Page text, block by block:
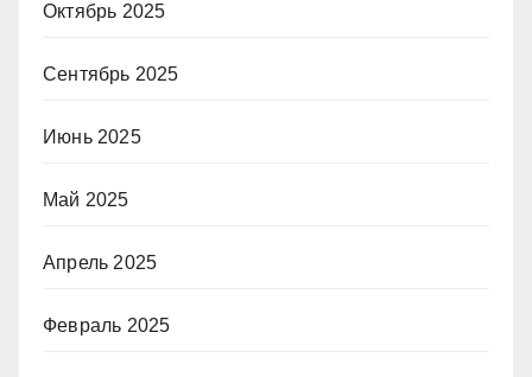
Октябрь 2025
Сентябрь 2025
Июнь 2025
Май 2025
Апрель 2025
Февраль 2025